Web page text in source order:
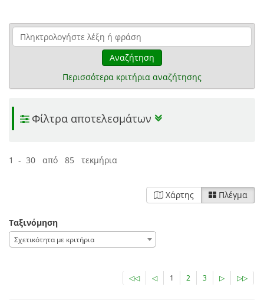
Αναζήτηση
Περισσότερα κριτήρια αναζήτησης
Φίλτρα αποτελεσμάτων
1 - 30 από 85 τεκμήρια
Χάρτης Πλέγμα
Ταξινόμηση
Σχετικότητα με κριτήρια
◁◁ ◁ 1 2 3 ▷ ▷▷